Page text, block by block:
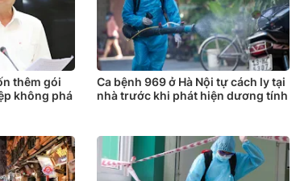
thêm gói
không phá
Ca bệnh 969 ở Hà Nội tự cách ly tại
nhà trước khi phát hiện dương tính